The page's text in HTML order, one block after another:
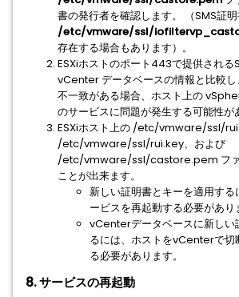
書の発行者を確認します。 （SMS証
/etc/vmware/ssl/
存在する場合もあります）。
ESXiホストのポート443で提供される
vCenter データベースの情報と比較し
不一致がある場合、ホスト上の
のサービスに問題が発生する可能性が
ESXiホスト上の /etc/vmware/ssl/
/etc/vmware/ssl/rui.key、および
/etc/vmware/ssl/castore.pem ファ
ことが出来ます。
新しい証明書とキーを適用す
ービスを再起動する必要があり
vCenterデータベースに新しい
るには、ホストをvCenterで切
る必要があります。
8. サービスの再起動